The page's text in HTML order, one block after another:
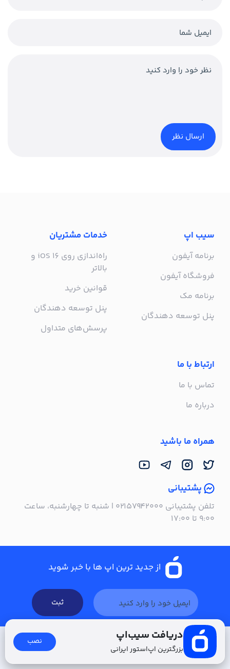
سیب اپ
برنامه آیفون
فروشگاه آیفون
برنامه مک
پنل توسعه دهندگان
خدمات مشتریان
راه‌اندازی روی iOS 16 و
بالاتر
قوانین خرید
پنل توسعه دهندگان
پرسش‌های متداول
ارتباط با ما
تماس با ما
درباره ما
همراه ما باشید
پشتیبانی
تلفن پشتیبانی ۰۲۱۵۷۹۴۲۰۰۰ | شنبه تا چهارشنبه، ساعت
۹:۰۰ تا ۱۷:۰۰
از جدید ترین اپ ها با خبر شوید
ثبت
سیب ‌اپ، بزرگ‌ترین و سریع‌ترین اپ‌استور ایرانی
دریافت سیب‌اپ
بزرگترین اپ‌استور ایرانی
نصب